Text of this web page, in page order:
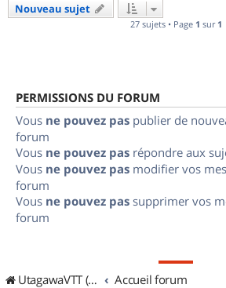
Nouveau sujet
27 sujets • Page 1 sur 1
PERMISSIONS DU FORUM
Vous ne pouvez pas publier de
forum
Vous ne pouvez pas répondre aux
Vous ne pouvez pas modifier vos
forum
Vous ne pouvez pas supprimer vos
forum
UtagawaVTT (Randos VTT et VTTAE avec traces GPS) Accueil forum